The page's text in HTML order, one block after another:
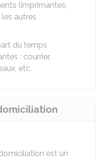
(imprimantes,
autres
du temps
: courrier,
etc.
est un